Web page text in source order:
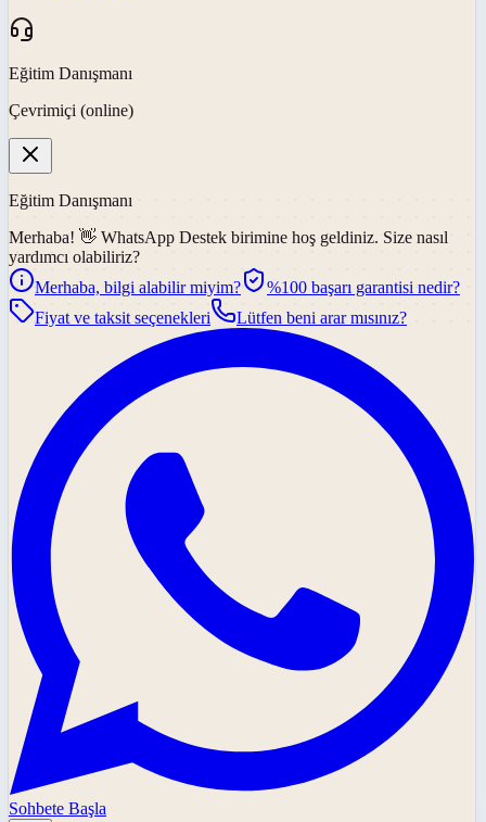
Eğitim Danışmanı
Çevrimiçi (online)
Eğitim Danışmanı
Merhaba! 👋 WhatsApp Destek birimine hoş geldiniz. Size nasıl
yardımcı olabiliriz?
Merhaba, bilgi alabilir miyim?
%100 başarı garantisi nedir?
Fiyat ve taksit seçenekleri
Lütfen beni arar mısınız?
Sohbete Başla